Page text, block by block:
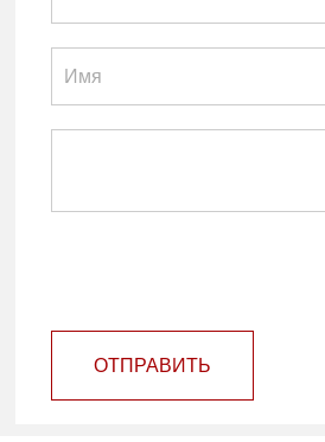
ОТПРАВИТЬ